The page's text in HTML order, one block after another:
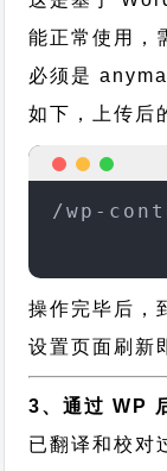
能正常使用，
必须是
如下，上传后
/wp-
操作完毕后
设置页面刷新
3、通过 WP
已翻译和校